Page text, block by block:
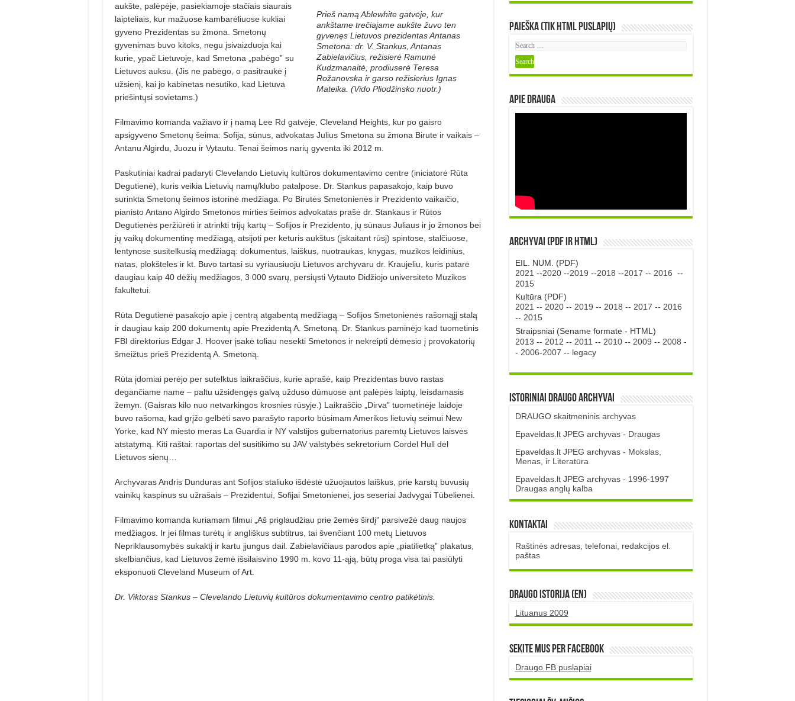
Prieš namą Ablewhite gatvėje, kur
ankštame trečiajame aukšte žuvo ten
gyvenęs Lietuvos prezidentas Antanas
Smetona: dr. V. Stankus, Antanas
Zabielavičius, režisierė Ramunė
Kudzmanaitė, prodiuserė Teresa
Rožanovska ir garso režisierius Ignas
Mateika. (Vido Pliodžinsko nuotr.)
aukšte, palėpėje, pasiekiamoje stačiais siaurais
laipteliais, kur mažuose kambarėliuose kukliai
gyveno Prezidentas su žmona. Smetonų
gyvenimas buvo kitoks, negu įsivaizduoja kai
kurie, ypač Lietuvoje, kad Smetona „pabėgo” su
Lietuvos auksu. (Jis ne pabėgo, o pasitraukė į
užsienį, kai jo kabinetas nesutiko, kad Lietuva
priešintųsi sovietams.)
Filmavimo komanda važiavo ir į namą Lee Rd gatvėje, Cleveland Heights, kur po gaisro
apsigyveno Smetonų šeima: Sofija, sūnus, advokatas Julius Smetona su žmona Birute ir vaikais –
Antanu Algirdu, Juozu ir Vytautu. Tenai šeimos narių gyventa iki 2012 m.
Paskutiniai kadrai padaryti Clevelando Lietuvių kultūros dokumentavimo centre (iniciatorė Rūta
Degutienė), kuris veikia Lietuvių namų/klubo patalpose. Dr. Stankus papasakojo, kaip buvo
surinkta Smetonų šeimos istorinė medžiaga. Po Birutės Smetonienės ir Prezidento vaikaičio,
pianisto Antano Algirdo Smetonos mirties šeimos advokatas prašė dr. Stankaus ir Rūtos
Degutienės peržiūrėti ir atrinkti trijų kartų – Sofijos ir Prezidento, jų sūnaus Juliaus ir jo žmonos bei
jų vaikų dokumentinę medžiagą, atsijoti per keturis aukštus (įskaitant rūsį) spintose, stalčiuose,
lentynose susitelkusią medžiagą: dokumentus, laiškus, nuotraukas, knygas, muzikos leidinius,
natas, plokšteles ir kt. Buvo tartasi su vyriausiuoju Lietuvos archyvaru dr. Kraujeliu, kuris patarė
daugiau kaip 40 dėžių medžiagos, 3 000 svarų, persiųsti Vytauto Didžiojo universiteto Muzikos
fakultetui.
Rūta Degutienė pasakojo apie į centrą atgabentą medžiagą – Sofijos Smetonienės rašomąjį stalą
ir daugiau kaip 200 dokumentų apie Prezidentą A. Smetoną. Dr. Stankus paminėjo kad tuometinis
FBI direktorius Edgar J. Hoover įsakė toliau nesekti Smetonos ir nekreipti dėmesio į provokatorių
šmeižtus prieš Prezidentą A. Smetoną.
Rūta įdomiai perėjo per sutelktus laikraščius, kurie aprašė, kaip Prezidentas buvo rastas
degančiame name – paltu užsidengęs galvą užduso dūmuose ant palėpės laiptų, leisdamasis
žemyn. (Gaisras kilo nuo netvarkingos krosnies rūsyje.) Laikraščio „Dirva” tuometinėje laidoje
buvo rašoma, kad grįžo gelbėti savo parašyto raporto būsimam Amerikos lietuvių seimui New
Yorke, kad NY miesto meras La Guardia ir NY valstijos gubernatorius paremtų Lietuvos laisvės
atstatymą. Kiti raštai: raportas dėl susitikimo su JAV valstybės sekretorium Cordel Hull dėl
Lietuvos sienų…
Archyvaras Andris Dunduras ant Sofijos staliuko išdėstė užuojautos laiškus, prie karstų buvusių
vainikų kaspinus su užrašais – Prezidentui, Sofijai Smetonienei, jos seseriai Jadvygai Tūbelienei.
Filmavimo komanda kuriamam filmui „Aš priglaudžiau prie žemės širdį” parsivežė daug naujos
medžiagos. Ir jei filmas turėtų ir angliškus subtitrus, tai švenčiant 100 metų Lietuvos
Nepriklausomybės sukaktį ir kartu įjungus dail. Zabielavičiaus parodos apie „piatilietką” plakatus,
skelbiančius, kad Lietuvos žemė išsilaisvino 1990 m. kovo 11-ąją, būtų proga visa tai pasiūlyti
eksponuoti Cleveland Museum of Art.
Dr. Viktoras Stankus – Clevelando Lietuvių kultūros dokumentavimo centro patikėtinis.
Paieška (tik HTML puslapių)
Apie DRAUGA
Archyvai (PDF ir HTML)
EIL. NUM. (PDF)
2021 --2020--2019 --2018 --2017 -- 2016 --
2015
Kultūra (PDF)
2021 -- 2020-- 2019 -- 2018 -- 2017 -- 2016
-- 2015
Straipsniai (Sename formate - HTML)
2013 -- 2012 -- 2011 -- 2010-- 2009 -- 2008 -
- 2006-2007 -- legacy
Istoriniai DRAUGO Archyvai
DRAUGO skaitmeninis archyvas
Epaveldas.lt JPEG archyvas - Draugas
Epaveldas.lt JPEG archyvas - Mokslas,
Menas, ir Literatūra
Epaveldas.lt JPEG archyvas - 1996-1997
Draugas anglų kalba
Kontaktai
Raštinės adresas, telefonai, redakcijos el.
paštas
DRAUGO istorija (EN)
Lituanus 2009
Sekite mus per Facebook
Draugo FB puslapiai